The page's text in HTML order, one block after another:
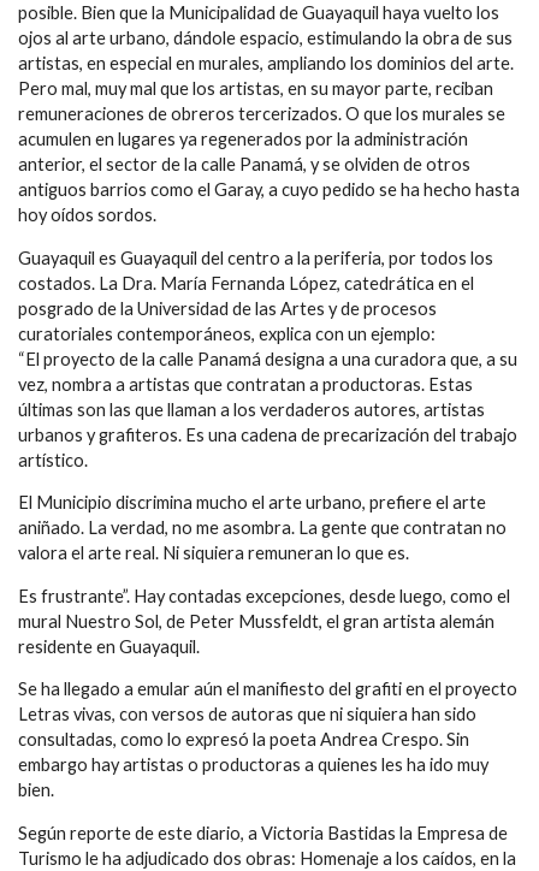
posible. Bien que la Municipalidad de Guayaquil haya vuelto los
ojos al arte urbano, dándole espacio, estimulando la obra de sus
artistas, en especial en murales, ampliando los dominios del arte.
Pero mal, muy mal que los artistas, en su mayor parte, reciban
remuneraciones de obreros tercerizados. O que los murales se
acumulen en lugares ya regenerados por la administración
anterior, el sector de la calle Panamá, y se olviden de otros
antiguos barrios como el Garay, a cuyo pedido se ha hecho hasta
hoy oídos sordos.
Guayaquil es Guayaquil del centro a la periferia, por todos los
costados. La Dra. María Fernanda López, catedrática en el
posgrado de la Universidad de las Artes y de procesos
curatoriales contemporáneos, explica con un ejemplo:
“El proyecto de la calle Panamá designa a una curadora que, a su
vez, nombra a artistas que contratan a productoras. Estas
últimas son las que llaman a los verdaderos autores, artistas
urbanos y grafiteros. Es una cadena de precarización del trabajo
artístico.
El Municipio discrimina mucho el arte urbano, prefiere el arte
aniñado. La verdad, no me asombra. La gente que contratan no
valora el arte real. Ni siquiera remuneran lo que es.
Es frustrante”. Hay contadas excepciones, desde luego, como el
mural Nuestro Sol, de Peter Mussfeldt, el gran artista alemán
residente en Guayaquil.
Se ha llegado a emular aún el manifiesto del grafiti en el proyecto
Letras vivas, con versos de autoras que ni siquiera han sido
consultadas, como lo expresó la poeta Andrea Crespo. Sin
embargo hay artistas o productoras a quienes les ha ido muy
bien.
Según reporte de este diario, a Victoria Bastidas la Empresa de
Turismo le ha adjudicado dos obras: Homenaje a los caídos, en la